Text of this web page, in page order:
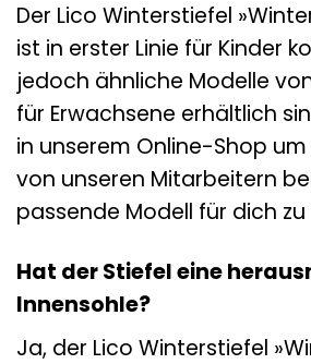
Der Lico Winterstiefel
ist in erster Linie für Kinder
jedoch ähnliche Modelle
für Erwachsene erhältlich
in unserem Online-Shop
von unseren Mitarbeitern
passende Modell für dich zu
Hat der Stiefel eine
Innensohle?
Ja, der Lico Winterstiefel